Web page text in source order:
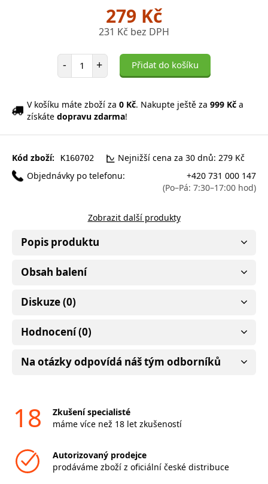
279 Kč
231 Kč bez DPH
- Počet položek
+ Přidat do košíku
V košíku máte zboží za 0 Kč. Nakupte ještě za 999 Kč a
získáte dopravu zdarma!
Kód zboží: K160702
Nejnižší cena za 30 dnů: 279 Kč
Objednávky po telefonu:
+420 731 000 147
(Po–Pá: 7:30–17:00 hod)
Zobrazit další produkty
Popis produktu
Obsah balení
Diskuze (0)
Hodnocení (0)
Na otázky odpovídá náš tým odborníků
18
Zkušení specialisté
máme více než 18 let zkušeností
Autorizovaný prodejce
prodáváme zboží z oficiální české distribuce